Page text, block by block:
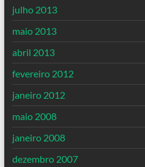
julho 2013
maio 2013
abril 2013
fevereiro 2012
janeiro 2012
maio 2008
janeiro 2008
dezembro 2007